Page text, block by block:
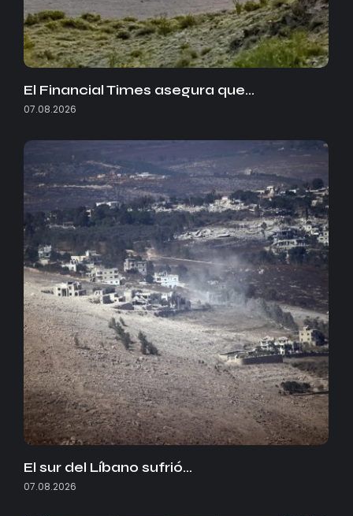
El Financial Times asegura que…
07.08.2026
El sur del Líbano sufrió…
07.08.2026